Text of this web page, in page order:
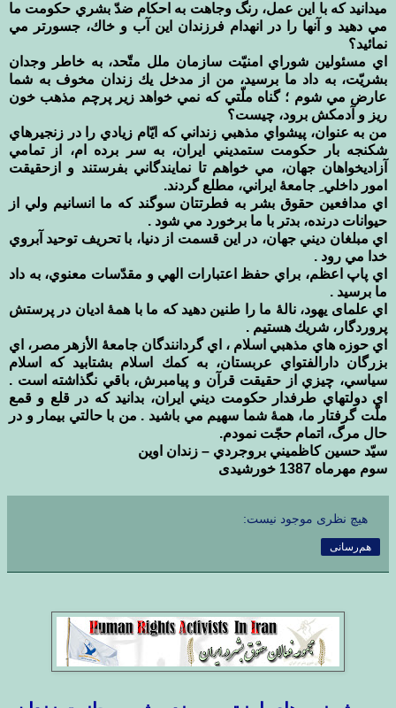
ميدانيد كه با اين عمل، رنگ وجاهت به احكام ضدّ بشري حكومت ما
مي دهيد و آنها را در انهدام فرزندان اين آب و خاك، جسورتر مي
نمائيد؟
اي مسئولين شوراي امنيّت سازمان ملل متّحد، به خاطر وجدان
بشريّت، به داد ما برسيد، من از مدخل يك زندان مخوف به شما
عارض مي شوم ؛ گناه ملّتي كه نمي خواهد زير پرچم مذهب خون
ريز و آدمكش برود، چيست؟
من به عنوان، پيشواي مذهبي زنداني كه ايّام زيادي را در زنجيرهاي
شكنجه بار حكومت ستمديني ايران، به سر برده ام، از تمامي
آزاديخواهان جهان، مي خواهم تا نمايندگاني بفرستند و ازحقيقت
امور داخلي ِ جامعۀ ايراني، مطلع گردند.
اي مدافعين حقوق بشر به فطرتتان سوگند كه ما انسانيم ولي از
حيوانات درنده، بدتر با ما برخورد مي شود .
اي مبلغان ديني جهان، در اين قسمت از دنيا، با تحريف توحيد آبروي
خدا مي رود .
اي پاپ اعظم، براي حفظ اعتبارات الهي و مقدّسات معنوي، به داد
ما برسيد .
اي علمای يهود، نالۀ ما را طنين دهيد كه ما با همۀ اديان در پرستش
پروردگار، شريك هستيم .
اي حوزه هاي مذهبي اسلام ، اي گردانندگان جامعۀ الأزهر مصر، اي
بزرگان دارالفتواي عربستان، به كمك اسلام بشتابيد كه اسلام
سياسي، چيزي از حقيقت قرآن و پيامبرش، باقي نگذاشته است .
اي دولتهاي طرفدار حكومت ديني ايران، بدانيد كه در قلع و قمع
ملّت گرفتار ما، همۀ شما سهيم مي باشيد . من با حالتي بيمار و در
حال مرگ، اتمام حجّت نمودم.
سيّد حسين كاظميني بروجردي – زندان اوین
سوم مهرماه 1387 خورشیدی
هیچ نظری موجود نیست:
هم‌رسانی